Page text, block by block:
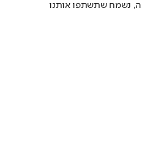
נשמח שתשתפו אותנו